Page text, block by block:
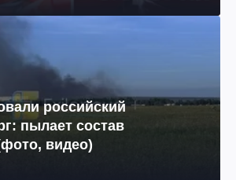
российский
пылает состав
видео)